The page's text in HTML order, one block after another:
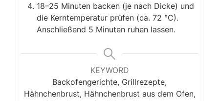
18–25 Minuten backen (je nach Dicke) und
die Kerntemperatur prüfen (ca. 72 °C).
Anschließend 5 Minuten ruhen lassen.
KEYWORD
Backofengerichte, Grillrezepte,
Hähnchenbrust, Hähnchenbrust aus dem Ofen,